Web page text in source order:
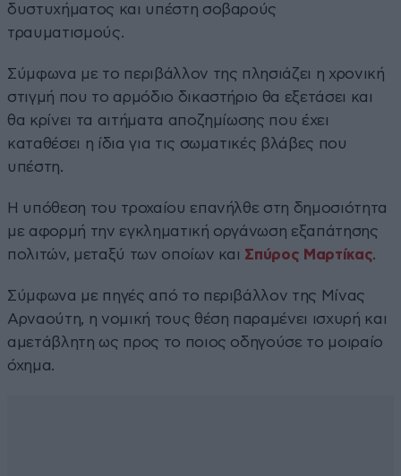
δυστυχήματος και υπέστη σοβαρούς
τραυματισμούς.
Σύμφωνα με το περιβάλλον της πλησιάζει η χρονική
στιγμή που το αρμόδιο δικαστήριο θα εξετάσει και
θα κρίνει τα αιτήματα αποζημίωσης που έχει
καταθέσει η ίδια για τις σωματικές βλάβες που
υπέστη.
Η υπόθεση του τροχαίου επανήλθε στη δημοσιότητα
με αφορμή την εγκληματική οργάνωση εξαπάτησης
πολιτών, μεταξύ των οποίων και Σπύρος Μαρτίκας.
Σύμφωνα με πηγές από το περιβάλλον της Μίνας
Αρναούτη, η νομική τους θέση παραμένει ισχυρή και
αμετάβλητη ως προς το ποιος οδηγούσε το μοιραίο
όχημα.